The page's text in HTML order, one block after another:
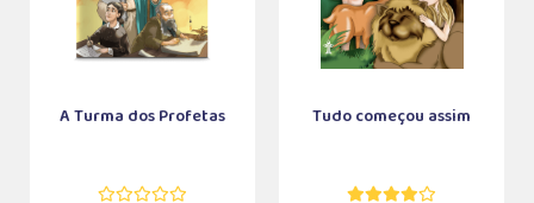
A Turma dos Profetas Tudo começou assim